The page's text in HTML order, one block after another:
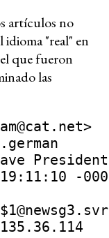
artículos no
idioma "real" en
que fueron
las
>
President
-